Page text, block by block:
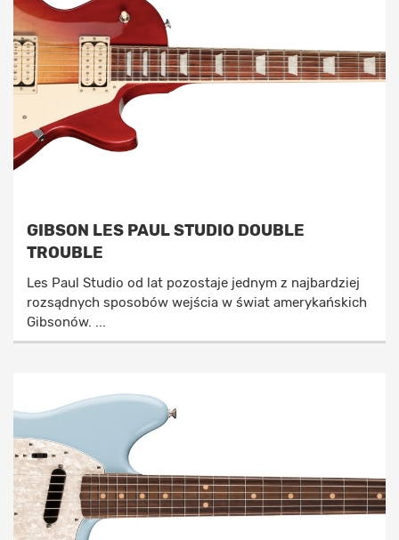
GIBSON LES PAUL STUDIO DOUBLE
TROUBLE
Les Paul Studio od lat pozostaje jednym z najbardziej
rozsądnych sposobów wejścia w świat amerykańskich
Gibsonów. ...